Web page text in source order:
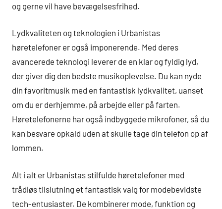
og gerne vil have bevægelsesfrihed.
Lydkvaliteten og teknologien i Urbanistas
høretelefoner er også imponerende. Med deres
avancerede teknologi leverer de en klar og fyldig lyd,
der giver dig den bedste musikoplevelse. Du kan nyde
din favoritmusik med en fantastisk lydkvalitet, uanset
om du er derhjemme, på arbejde eller på farten.
Høretelefonerne har også indbyggede mikrofoner, så du
kan besvare opkald uden at skulle tage din telefon op af
lommen.
Alt i alt er Urbanistas stilfulde høretelefoner med
trådløs tilslutning et fantastisk valg for modebevidste
tech-entusiaster. De kombinerer mode, funktion og